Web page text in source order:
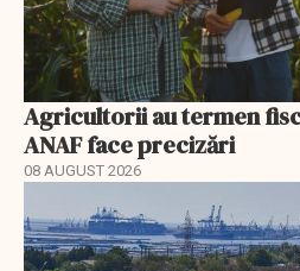
Agricultorii au termen
ANAF face precizări
08 AUGUST 2026